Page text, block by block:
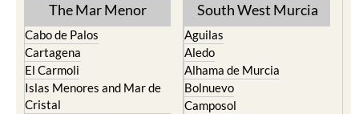
The Mar Menor
Cabo de Palos
Cartagena
El Carmoli
Islas Menores and Mar de
Cristal
South West Murcia
Aguilas
Aledo
Alhama de Murcia
Bolnuevo
Camposol